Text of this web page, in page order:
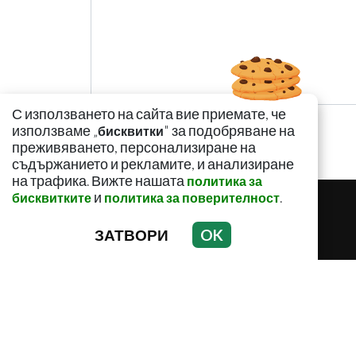
С използването на сайта вие приемате, че
използваме „бисквитки" за подобряване на
преживяването, персонализиране на
съдържанието и рекламите, и анализиране
на трафика. Вижте нашата политика за
бисквитките и политика за поверителност.
ЗАТВОРИ OK